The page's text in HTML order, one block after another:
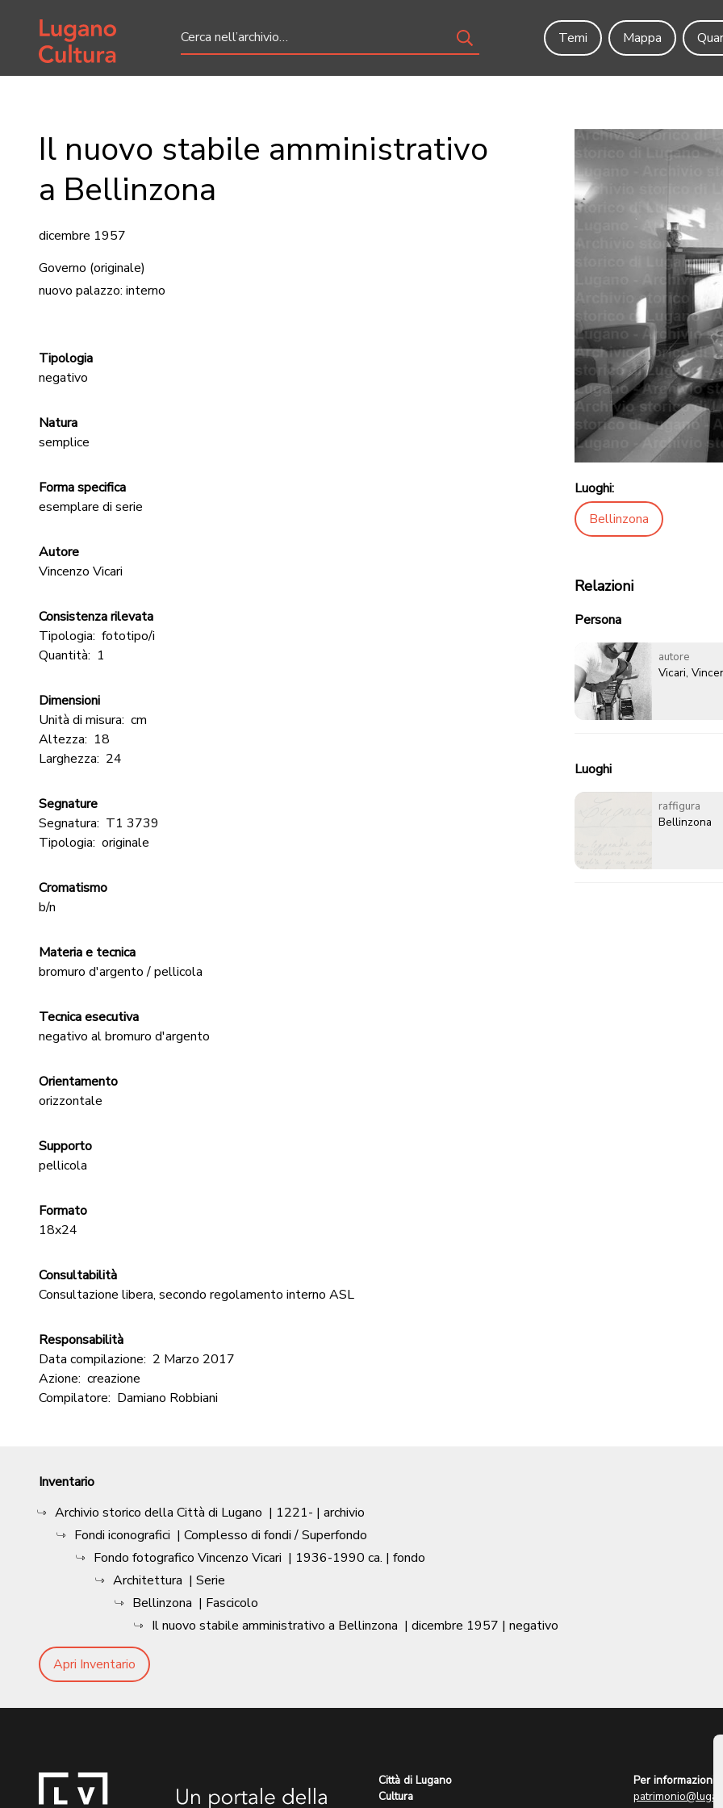
Home page
Temi
Mappa
Il nuovo stabile amministrativo
a Bellinzona
dicembre 1957
Governo (originale)
nuovo palazzo: interno
Tipologia
negativo
Natura
semplice
Forma specifica
esemplare di serie
Autore
Vincenzo Vicari
Consistenza rilevata
Tipologia: fototipo/i
Quantità: 1
Dimensioni
Unità di misura: cm
Altezza: 18
Larghezza: 24
Segnature
Segnatura: T1 3739
Tipologia: originale
Cromatismo
b/n
Materia e tecnica
bromuro d'argento / pellicola
Tecnica esecutiva
negativo al bromuro d'argento
Orientamento
orizzontale
Supporto
pellicola
Formato
18x24
Consultabilità
Consultazione libera, secondo regolamento interno ASL
Responsabilità
Data compilazione: 2 Marzo 2017
Azione: creazione
Compilatore: Damiano Robbiani
Luoghi:
Bellinzona
Relazioni
Persona
autore
Vicari,
Luoghi
raffigura
Bellinzona
Inventario
Archivio storico della Città di Lugano | 1221- | archivio
Fondi iconografici | Complesso di fondi / Superfondo
Fondo fotografico Vincenzo Vicari | 1936-1990 ca. | fondo
Architettura | Serie
Bellinzona | Fascicolo
Il nuovo stabile amministrativo a Bellinzona | dicembre 1957 | negativo
Apri Inventario
Città di Lugano
Cultura
Per informazioni: